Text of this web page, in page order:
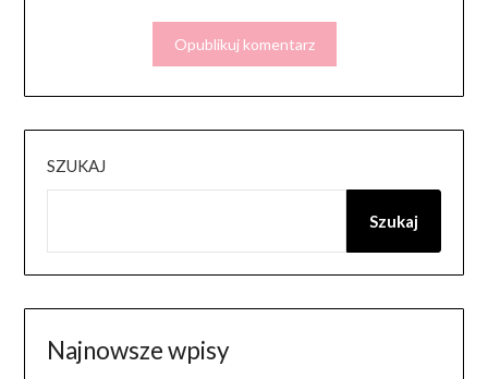
SZUKAJ
Szukaj
Najnowsze wpisy